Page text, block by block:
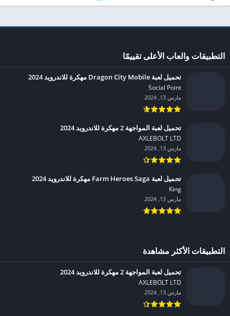
التطبيقات والعاب الأعلى تقييمًا
تحميل لعبة Dragon City Mobile مهكرة للاندرويد 2024
Social Point‏
مارس 13, 2024
تحميل لعبة المواجهة 2 مهكرة للاندرويد 2024
AXLEBOLT LTD‏
مارس 13, 2024
تحميل لعبة Farm Heroes Saga مهكرة للاندرويد 2024
King‏
مارس 13, 2024
التطبيقات الأكثر مشاهدة
تحميل لعبة المواجهة 2 مهكرة للاندرويد 2024
AXLEBOLT LTD‏
مارس 13, 2024